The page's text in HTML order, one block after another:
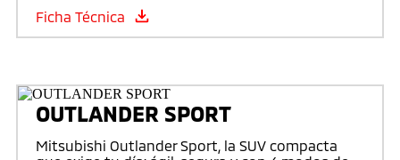
Ficha Técnica
OUTLANDER SPORT
Mitsubishi Outlander Sport, la SUV compacta